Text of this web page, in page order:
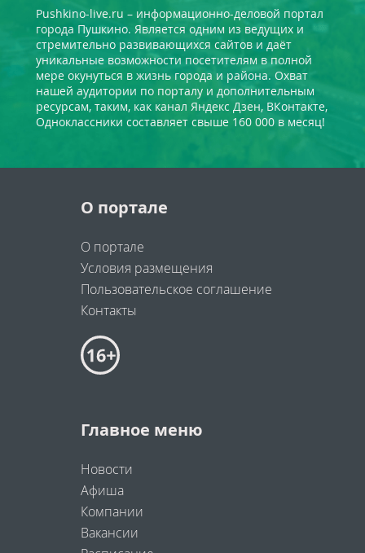
Pushkino-live.ru – информационно-деловой портал
города Пушкино. Является одним из ведущих и
стремительно развивающихся сайтов и даёт
уникальные возможности посетителям в полной
мере окунуться в жизнь города и района. Охват
нашей аудитории по порталу и дополнительным
ресурсам, таким, как канал Яндекс Дзен, ВКонтакте,
Одноклассники составляет свыше 160 000 в месяц!
О портале
О портале
Условия размещения
Пользовательское соглашение
Контакты
Главное меню
Новости
Афиша
Компании
Вакансии